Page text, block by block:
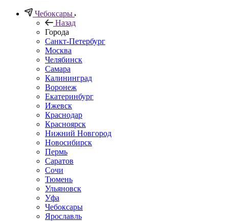
Чебоксары
Назад
Города
Санкт-Петербург
Москва
Челябинск
Самара
Калининград
Воронеж
Екатеринбург
Ижевск
Краснодар
Красноярск
Нижний Новгород
Новосибирск
Пермь
Саратов
Сочи
Тюмень
Ульяновск
Уфа
Чебоксары
Ярославль